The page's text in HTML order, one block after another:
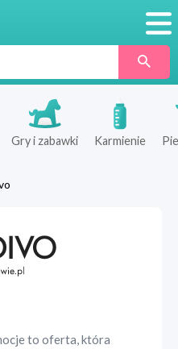
Gry i zabawki Karmienie
to oferta, która